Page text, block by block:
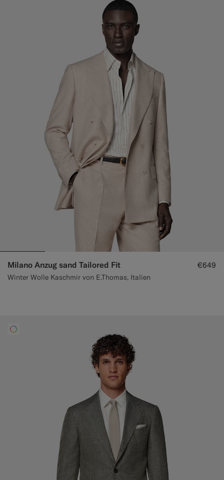
Milano Anzug sand Tailored Fit
Winter Wolle Kaschmir von E.Thomas, Italien
€649